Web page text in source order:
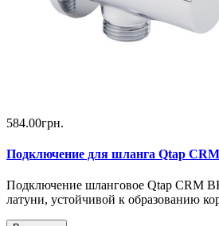
584.00грн.
Подключение для шланга Qtap
Подключение шланговое Qtap CRM
латуни, устойчивой к образованию